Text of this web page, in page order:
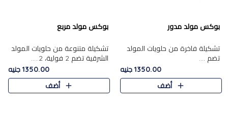
بوكس مولد مدور
تشكيلة فاخرة من حلويات المولد
تضم ....
1350.00 جنيه
أضف
بوكس مولد مربع
تشكيلة متنوعة من حلويات المولد
الشرقية تضم 2 فولية، 2.....
1350.00 جنيه
أضف